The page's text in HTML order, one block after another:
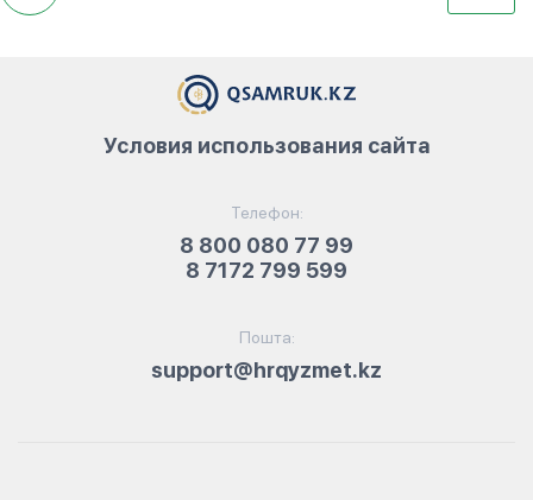
Телефон:
8 800 080 77 99
8 7172 799 599
Пошта:
support@hrqyzmet.kz
Условия использования сайта